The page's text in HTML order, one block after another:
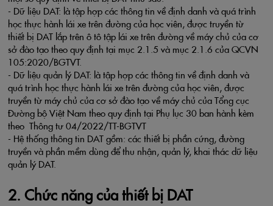
- Dữ liệu DAT: là tập hợp các thông tin về định danh và quá trình
học thực hành lái xe trên đường của học viên, được truyền từ
thiết bị DAT lắp trên ô tô tập lái xe trên đường về máy chủ của cơ
sở đào tạo theo quy định tại mục 2.1.5 và mục 2.1.6 của QCVN
105:2020/BGTVT.
- Dữ liệu quản lý DAT: là tập hợp các thông tin về định danh và
quá trình học thực hành lái xe trên đường của học viên, được
truyền từ máy chủ của cơ sở đào tạo về máy chủ của Tổng cục
Đường bộ Việt Nam theo quy định tại Phụ lục 30 ban hành kèm
theo Thông tư 04/2022/TT-BGTVT
- Hệ thống thông tin DAT gồm: các thiết bị phần cứng, đường
truyền và phần mềm dùng để thu nhận, quản lý, khai thác dữ liệu
quản lý DAT.
2. Chức năng của thiết bị DAT